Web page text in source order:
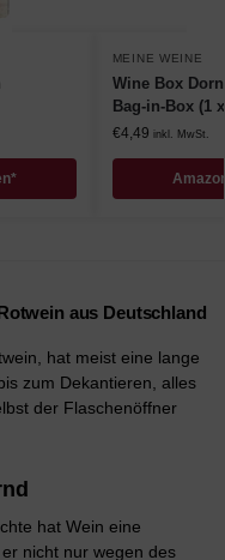
MEINE WEINE
Wine Box
Bag-in-Box (1
€4,49 inkl. MwSt.
aus Deutschland
hat meist eine lange
zum Dekantieren, alles
der Flaschenöffner
hat Wein eine
nicht nur wegen des